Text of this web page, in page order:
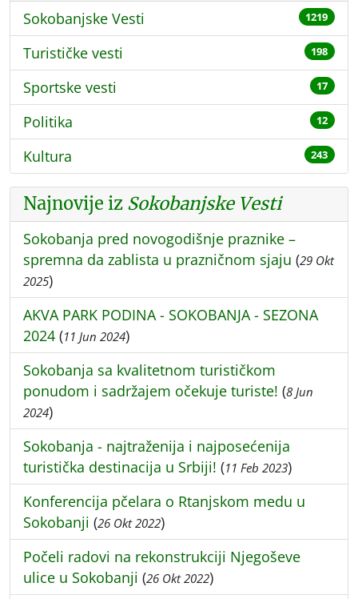
Sokobanjske Vesti 1219
Turističke vesti 198
Sportske vesti 17
Politika 12
Kultura 243
Najnovije iz Sokobanjske Vesti
Sokobanja pred novogodišnje praznike –
spremna da zablista u prazničnom sjaju (29 Okt
2025)
AKVA PARK PODINA - SOKOBANJA - SEZONA
2024 (11 Jun 2024)
Sokobanja sa kvalitetnom turističkom
ponudom i sadržajem očekuje turiste! (8 Jun
2024)
Sokobanja - najtraženija i najposećenija
turistička destinacija u Srbiji! (11 Feb 2023)
Konferencija pčelara o Rtanjskom medu u
Sokobanji (26 Okt 2022)
Počeli radovi na rekonstrukciji Njegoševe
ulice u Sokobanji (26 Okt 2022)